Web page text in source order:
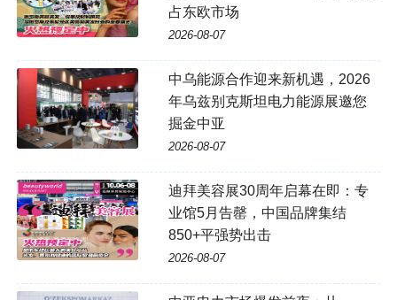
占东欧市场
2026-08-07
中乌能源合作迎来新机遇，2026
年乌兹别克斯坦电力能源展邀您
掘金中亚
2026-08-07
迪拜美容展30周年启幕在即：专
业馆5月告罄，中国品牌集结
850+平强势出击
2026-08-07